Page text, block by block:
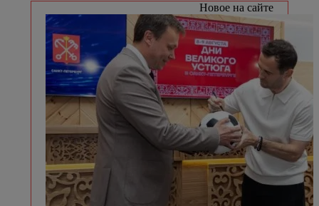
Новое на сайте